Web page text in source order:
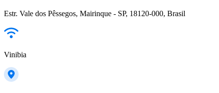
Estr. Vale dos Pêssegos, Mairinque - SP, 18120-000, Brasil
Vinibia